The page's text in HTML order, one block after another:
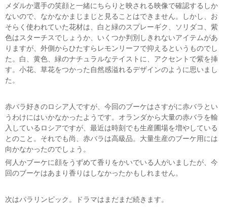
メダルか選手の笑顔と一緒にちらりと映される映像で確認するしか
ないので、なかなかまじまじと見ることはできません。しかし、お
そらく使われていた花材は、白と緑のスプレーギク、ソリダコ、紫
色はスターチスでしょうか、いくつか判別しきれないアイテムがあ
りますが、外側からひたすらレモンリーフで抑えるというものでし
た。白、黄色、緑のナチュラルなテイストに、アクセントで紫を挿
す。小花、草花をつかった自然感溢れるデザインのように思いまし
た。
赤バラ好きのロシア人ですが、今回のブーケはさすがに赤バラとい
うわけにはいかなかったようです。オランダから大量の赤バラを輸
入しているロシアですが、最近は時刻でも生産圃場を増やしている
とのこと。それでも尚、赤バラは高級品。大量生産のブーケ用には
向かなかったのでしょう。
何人かブーケに顔をうずめて香りをかいでいる人がいましたが、今
回のブーケはあまり香りはしなかったかもしれません。
次はパラリンピック。ドラマはまだまだ続きます。